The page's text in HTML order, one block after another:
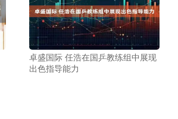
卓盛国际 任浩在国乒教练组中展现
出色指导能力